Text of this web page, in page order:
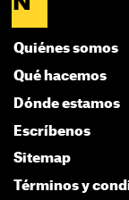
Quiénes somos
Qué hacemos
Dónde estamos
Escríbenos
Sitemap
Términos y